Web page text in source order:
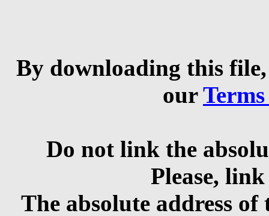
By downloading this
our
Do not link the
Please,
The absolute address